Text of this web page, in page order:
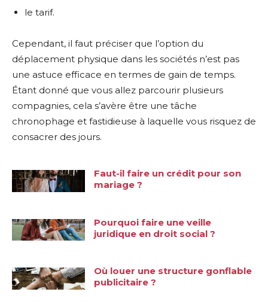
le tarif.
Cependant, il faut préciser que l’option du
déplacement physique dans les sociétés n’est pas
une astuce efficace en termes de gain de temps.
Étant donné que vous allez parcourir plusieurs
compagnies, cela s’avère être une tâche
chronophage et fastidieuse à laquelle vous risquez de
consacrer des jours.
Faut-il faire un crédit pour son
mariage ?
Pourquoi faire une veille
juridique en droit social ?
Où louer une structure gonflable
publicitaire ?